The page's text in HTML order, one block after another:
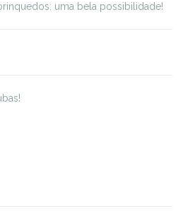
uma bela possibilidade!